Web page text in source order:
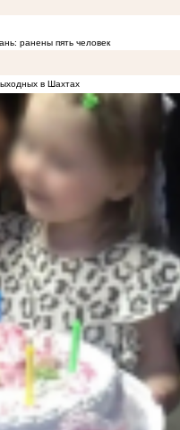
ранены пять человек
в Шахтах